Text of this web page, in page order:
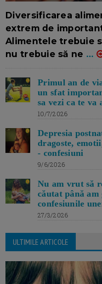
Diversificarea
extrem de
Alimentele trebuie
nu trebuie să ne ...
Primul an de
un sfat
sa vezi ca te va
10/7/2026
Depresia
dragoste,
- confesiuni
9/6/2026
Nu am vrut să
căutat până
confesiunile
27/3/2026
ULTIMILE ARTICOLE